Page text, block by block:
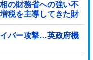
の財務省への強い不
税を主導してきた財
バー攻撃…英政府機